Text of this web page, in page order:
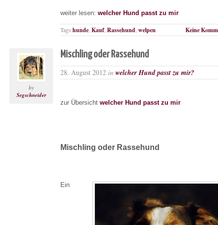
weiter lesen: welcher Hund passt zu mir
Tags:hunde Kauf, Rassehund welpen Keine
by
Segschneider
Mischling oder Rassehund
28. August 2012 in welcher Hund passt zu mir?
zur Übersicht welcher Hund passt zu mir
Mischling oder Rassehund
Ein